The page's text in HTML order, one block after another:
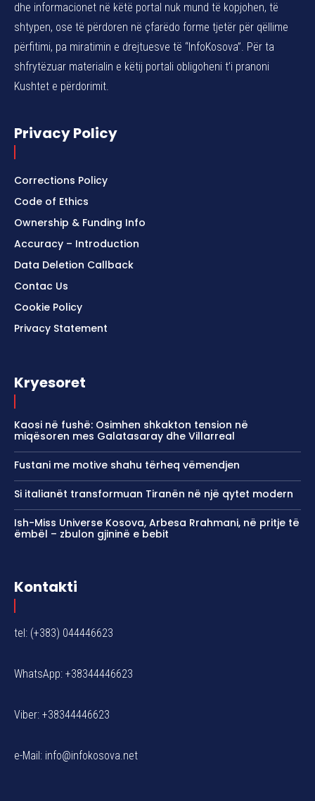
dhe informacionet në këtë portal nuk mund të kopjohen, të
shtypen, ose të përdoren në çfarëdo forme tjetër për qëllime
përfitimi, pa miratimin e drejtuesve të “InfoKosova”. Për ta
shfrytëzuar materialin e këtij portali obligoheni t’i pranoni
Kushtet e përdorimit.
Privacy Policy
Corrections Policy
Code of Ethics
Ownership & Funding Info
Accuracy – Introduction
Data Deletion Callback
Contac Us
Cookie Policy
Privacy Statement
Kryesoret
Kaosi në fushë: Osimhen shkakton tension në
miqësoren mes Galatasaray dhe Villarreal
Fustani me motive shahu tërheq vëmendjen
Si italianët transformuan Tiranën në një qytet modern
Ish-Miss Universe Kosova, Arbesa Rrahmani, në pritje të
ëmbël – zbulon gjininë e bebit
Kontakti
tel: (+383) 044446623
WhatsApp: +38344446623
Viber: +38344446623
e-Mail: info@infokosova.net